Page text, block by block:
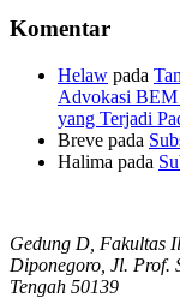
Komentar
Helaw pada
Advokasi
yang Terjadi
Breve pada
Halima pada
Gedung D, Fakultas
Diponegoro, Jl. Prof.
Tengah 50139